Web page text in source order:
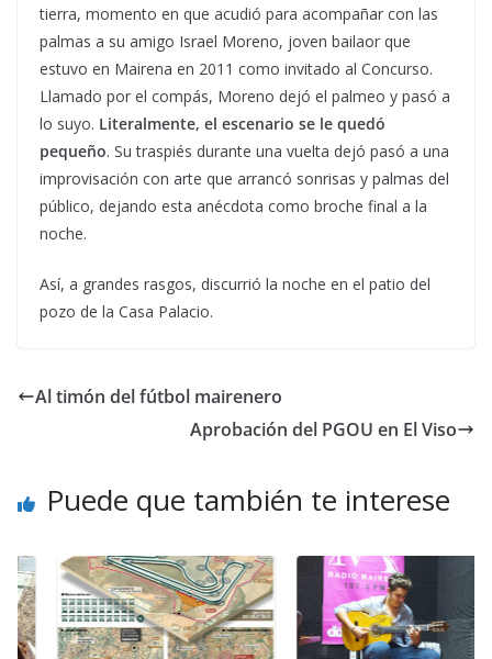
tierra, momento en que acudió para acompañar con las
palmas a su amigo Israel Moreno, joven bailaor que
estuvo en Mairena en 2011 como invitado al Concurso.
Llamado por el compás, Moreno dejó el palmeo y pasó a
lo suyo. Literalmente, el escenario se le quedó
pequeño. Su traspiés durante una vuelta dejó pasó a una
improvisación con arte que arrancó sonrisas y palmas del
público, dejando esta anécdota como broche final a la
noche.
Así, a grandes rasgos, discurrió la noche en el patio del
pozo de la Casa Palacio.
Al timón del fútbol mairenero
Aprobación del PGOU en El Viso
Puede que también te interese